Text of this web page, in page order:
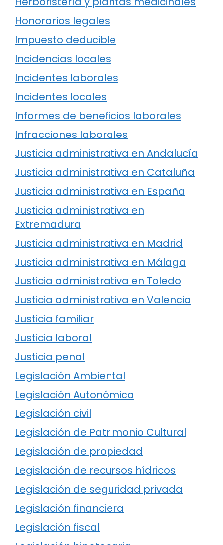
Honorarios legales
Impuesto deducible
Incidencias locales
Incidentes laborales
Incidentes locales
Informes de beneficios laborales
Infracciones laborales
Justicia administrativa en Andalucía
Justicia administrativa en Cataluña
Justicia administrativa en España
Justicia administrativa en
Extremadura
Justicia administrativa en Madrid
Justicia administrativa en Málaga
Justicia administrativa en Toledo
Justicia administrativa en Valencia
Justicia familiar
Justicia laboral
Justicia penal
Legislación Ambiental
Legislación Autonómica
Legislación civil
Legislación de Patrimonio Cultural
Legislación de propiedad
Legislación de recursos hídricos
Legislación de seguridad privada
Legislación financiera
Legislación fiscal